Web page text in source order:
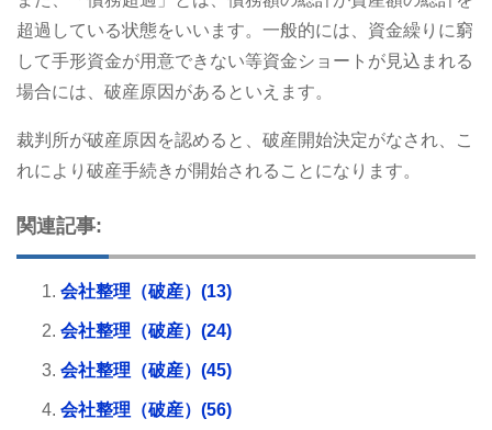
超過している状態をいいます。一般的には、資金繰りに窮
して手形資金が用意できない等資金ショートが見込まれる
場合には、破産原因があるといえます。
裁判所が破産原因を認めると、破産開始決定がなされ、こ
れにより破産手続きが開始されることになります。
関連記事:
会社整理（破産）(13)
会社整理（破産）(24)
会社整理（破産）(45)
会社整理（破産）(56)